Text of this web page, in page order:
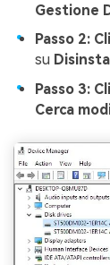
Gestione
Passo 2:
su
Passo 3:
Cerca